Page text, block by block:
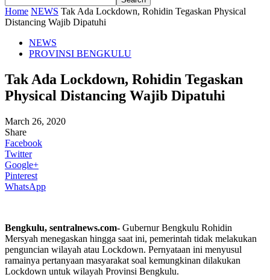
Home NEWS Tak Ada Lockdown, Rohidin Tegaskan Physical
Distancing Wajib Dipatuhi
NEWS
PROVINSI BENGKULU
Tak Ada Lockdown, Rohidin Tegaskan
Physical Distancing Wajib Dipatuhi
March 26, 2020
Share
Facebook
Twitter
Google+
Pinterest
WhatsApp
Bengkulu, sentralnews.com- Gubernur Bengkulu Rohidin
Mersyah menegaskan hingga saat ini, pemerintah tidak melakukan
penguncian wilayah atau Lockdown. Pernyataan ini menyusul
ramainya pertanyaan masyarakat soal kemungkinan dilakukan
Lockdown untuk wilayah Provinsi Bengkulu.